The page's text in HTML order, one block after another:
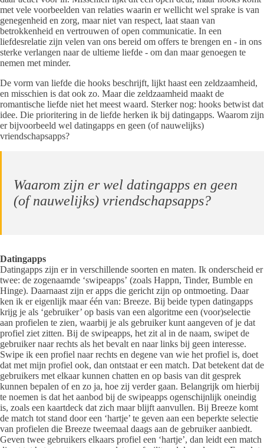
met vele voorbeelden van relaties waarin er wellicht wel sprake is van
genegenheid en zorg, maar niet van respect, laat staan van
betrokkenheid en vertrouwen of open communicatie. In een
liefdesrelatie zijn velen van ons bereid om offers te brengen en - in ons
sterke verlangen naar de ultieme liefde - om dan maar genoegen te
nemen met minder.
De vorm van liefde die hooks beschrijft, lijkt haast een zeldzaamheid,
en misschien is dat ook zo. Maar die zeldzaamheid maakt de
romantische liefde niet het meest waard. Sterker nog: hooks betwist dat
idee. Die prioritering in de liefde herken ik bij datingapps. Waarom zijn
er bijvoorbeeld wel datingapps en geen (of nauwelijks)
vriendschapsapps?
Waarom zijn er wel datingapps en geen
(of nauwelijks) vriendschapsapps?
Datingapps
Datingapps zijn er in verschillende soorten en maten. Ik onderscheid er
twee: de zogenaamde ‘swipeapps’ (zoals Happn, Tinder, Bumble en
Hinge). Daarnaast zijn er apps die gericht zijn op ontmoeting. Daar
ken ik er eigenlijk maar één van: Breeze. Bij beide typen datingapps
krijg je als ‘gebruiker’ op basis van een algoritme een (voor)selectie
aan profielen te zien, waarbij je als gebruiker kunt aangeven of je dat
profiel ziet zitten. Bij de swipeapps, het zit al in de naam, swipet de
gebruiker naar rechts als het bevalt en naar links bij geen interesse.
Swipe ik een profiel naar rechts en degene van wie het profiel is, doet
dat met mijn profiel ook, dan ontstaat er een match. Dat betekent dat de
gebruikers met elkaar kunnen chatten en op basis van dit gesprek
kunnen bepalen of en zo ja, hoe zij verder gaan. Belangrijk om hierbij
te noemen is dat het aanbod bij de swipeapps ogenschijnlijk oneindig
is, zoals een kaartdeck dat zich maar blijft aanvullen. Bij Breeze komt
de match tot stand door een ‘hartje’ te geven aan een beperkte selectie
van profielen die Breeze tweemaal daags aan de gebruiker aanbiedt.
Geven twee gebruikers elkaars profiel een ‘hartje’, dan leidt een match